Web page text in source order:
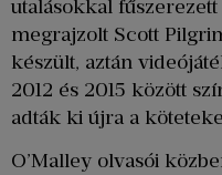
utalásokkal
megrajzolt Scott
készült, aztán
2012 és 2015 között
adták ki újra a
O’Malley olvasói